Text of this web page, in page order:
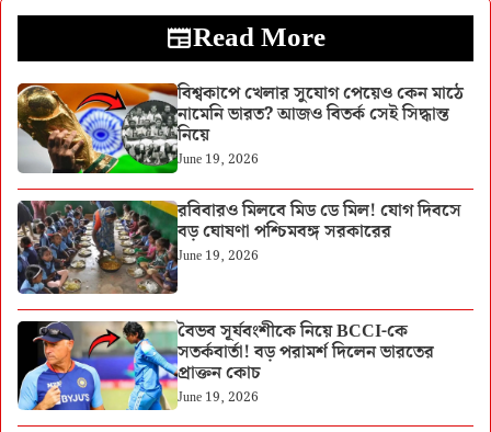
Read More
বিশ্বকাপে খেলার সুযোগ পেয়েও কেন মাঠে
নামেনি ভারত? আজও বিতর্ক সেই সিদ্ধান্ত
নিয়ে
June 19, 2026
রবিবারও মিলবে মিড ডে মিল! যোগ দিবসে
বড় ঘোষণা পশ্চিমবঙ্গ সরকারের
June 19, 2026
বৈভব সূর্যবংশীকে নিয়ে BCCI-কে
সতর্কবার্তা! বড় পরামর্শ দিলেন ভারতের
প্রাক্তন কোচ
June 19, 2026